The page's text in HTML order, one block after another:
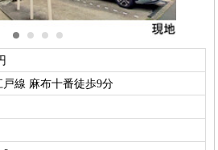
戸線 麻布十番徒歩9分